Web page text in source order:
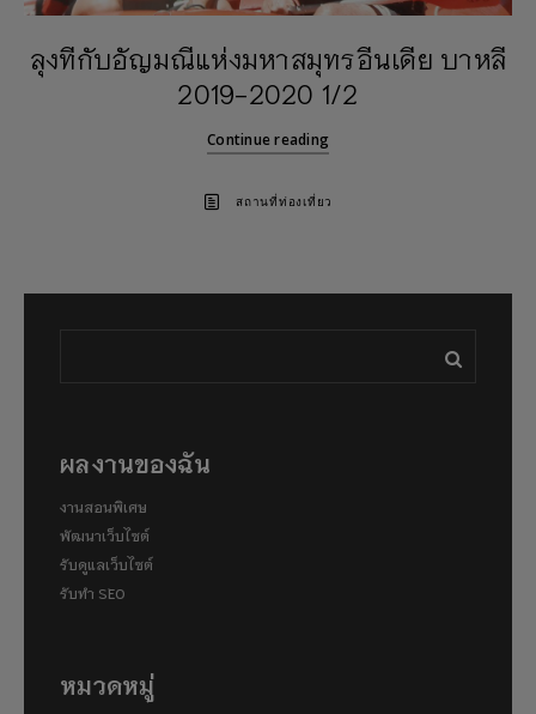
ลุงทีกับอัญมณีแห่งมหาสมุทรอีนเดีย บาหลี
2019-2020 1/2
Continue reading
สถานที่ท่องเที่ยว
ผลงานของฉัน
งานสอนพิเศษ
พัฒนาเว็บไซต์
รับดูแลเว็บไซต์
รับทำ SEO
หมวดหมู่